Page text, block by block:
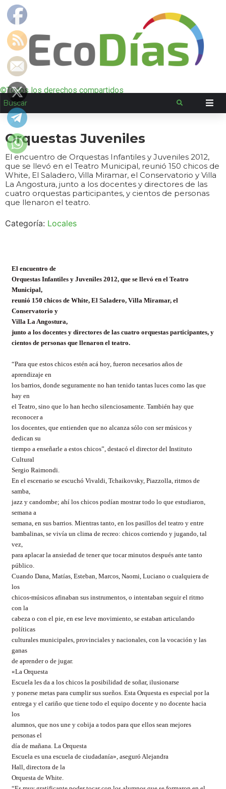
©Todos los derechos compartidos
Orquestas Juveniles
El encuentro de Orquestas Infantiles y Juveniles 2012,
que se llevó en el Teatro Municipal, reunió 150 chicos de
White, El Saladero, Villa Miramar, el Conservatorio y Villa
La Angostura, junto a los docentes y directores de las
cuatro orquestas participantes, y cientos de personas
que llenaron el teatro.
Categoría: Locales
El encuentro de
Orquestas Infantiles y Juveniles 2012, que se llevó en el Teatro
Municipal,
reunió 150 chicos de White, El Saladero, Villa Miramar, el
Conservatorio y
Villa La Angostura,
junto a los docentes y directores de las cuatro orquestas participantes, y
cientos de personas que llenaron el teatro.
“Para que estos chicos estén acá hoy, fueron necesarios años de
aprendizaje en
los barrios, donde seguramente no han tenido tantas luces como las que
hay en
el Teatro, sino que lo han hecho silenciosamente. También hay que
reconocer a
los docentes, que entienden que no alcanza sólo con ser músicos y
dedican su
tiempo a enseñarle a estos chicos”, destacó el director del Instituto
Cultural
Sergio Raimondi.
En el escenario se escuchó Vivaldi, Tchaikovsky, Piazzolla, ritmos de
samba,
jazz y candombe; ahí los chicos podían mostrar todo lo que estudiaron,
semana a
semana, en sus barrios. Mientras tanto, en los pasillos del teatro y entre
bambalinas, se vivía un clima de recreo: chicos corriendo y jugando, tal
vez,
para aplacar la ansiedad de tener que tocar minutos después ante tanto
público.
Cuando Dana, Matías, Esteban, Marcos, Naomi, Luciano o cualquiera de
los
chicos-músicos afinaban sus instrumentos, o intentaban seguir el ritmo
con la
cabeza o con el pie, en ese leve movimiento, se estaban articulando
políticas
culturales municipales, provinciales y nacionales, con la vocación y las
ganas
de aprender o de jugar.
«La Orquesta
Escuela les da a los chicos la posibilidad de soñar, ilusionarse
y ponerse metas para cumplir sus sueños. Esta Orquesta es especial por la
entrega y el cariño que tiene todo el equipo docente y no docente hacia
los
alumnos, que nos une y cobija a todos para que ellos sean mejores
personas el
día de mañana. La Orquesta
Escuela es una escuela de ciudadanía», aseguró Alejandra
Hall, directora de la
Orquesta de White.